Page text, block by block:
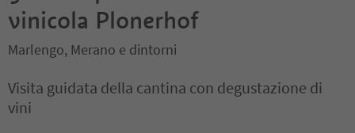
vinicola Plonerhof
Marlengo, Merano e dintorni
Visita guidata della cantina con degustazione di
vini